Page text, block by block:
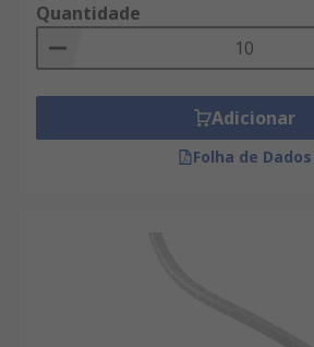
Quantidade
Adicionar
Folha de Dados